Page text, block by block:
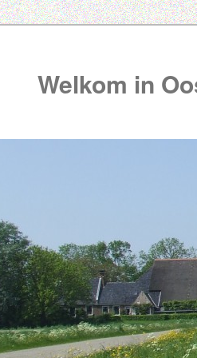
Welkom in
01:00
02:00
03:00